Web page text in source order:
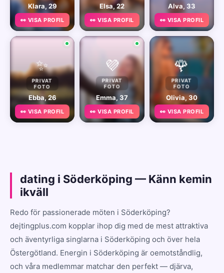
Klara, 29
👀 VISA PROFIL
Elsa, 22
👀 VISA PROFIL
Alva, 33
👀 VISA PROFIL
✨
PRIVAT
FOTO
Ebba, 26
👀 VISA PROFIL
💜
PRIVAT
FOTO
Emma, 37
👀 VISA PROFIL
🌹
PRIVAT
FOTO
Olivia, 30
👀 VISA PROFIL
dating i Söderköping — Känn kemin
ikväll
Redo för passionerade möten i Söderköping?
dejtingplus.com kopplar ihop dig med de mest attraktiva
och äventyrliga singlarna i Söderköping och över hela
Östergötland. Energin i Söderköping är oemotståndlig,
och våra medlemmar matchar den perfekt — djärva,